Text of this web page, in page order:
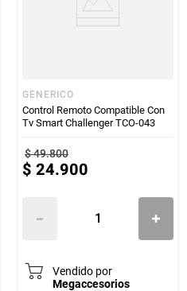
GENERICO
Control Remoto Compatible Con
Tv Smart Challenger TCO-043
$49.800
$ 24.900
Vendido por
Megaccesorios